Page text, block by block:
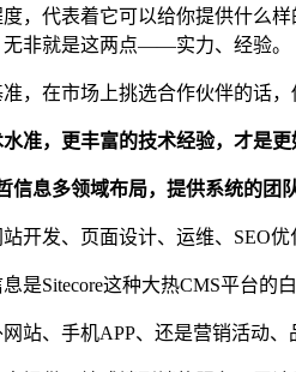
，代表着它可以给你提供什么
无非就是这两点——实力、经验。
，在市场上挑选合作伙伴的话，
准，更丰富的技术经验，才是
息多领域布局，提供系统的团
开发、页面设计、运维、SEO
是Sitecore这种大热CMS平台的
站、手机APP、还是营销活动